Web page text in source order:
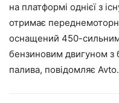
на платформі однієї з
отримає
оснащений 450-
бензиновим двигуном з
палива, повідомляє